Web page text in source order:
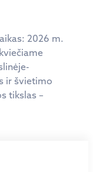
2026 m.
ir švietimo
tikslas –